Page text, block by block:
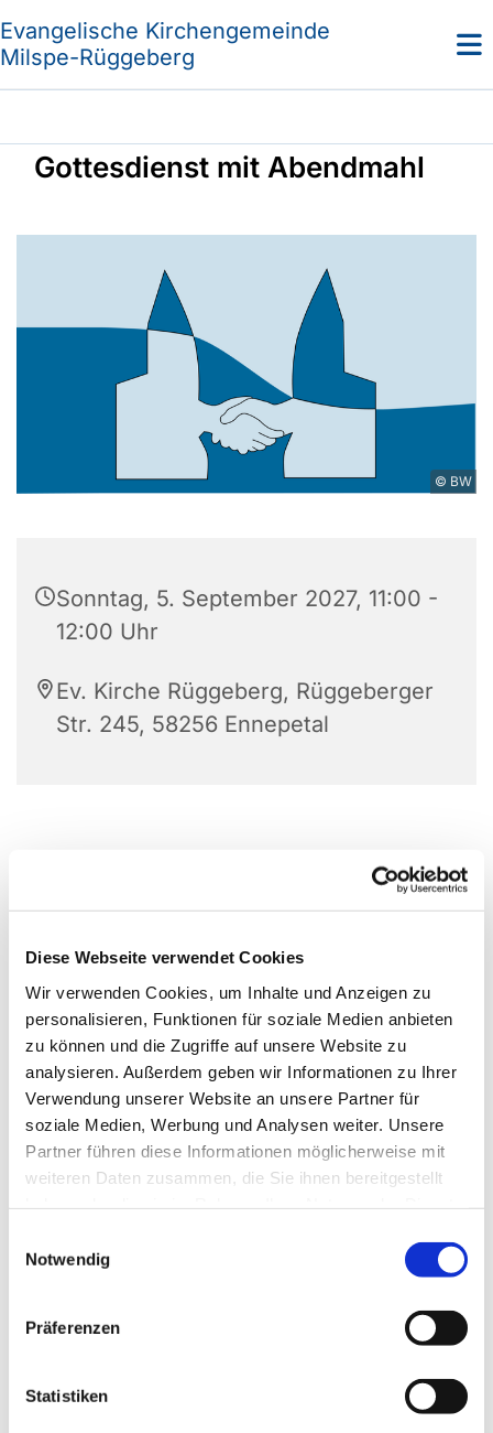
Diese Webseite verwendet Cookies
Wir verwenden Cookies, um Inhalte und Anzeigen zu
personalisieren, Funktionen für soziale Medien anbieten
zu können und die Zugriffe auf unsere Website zu
analysieren. Außerdem geben wir Informationen zu Ihrer
Verwendung unserer Website an unsere Partner für
soziale Medien, Werbung und Analysen weiter. Unsere
Partner führen diese Informationen möglicherweise mit
weiteren Daten zusammen, die Sie ihnen bereitgestellt
Notwendig
Präferenzen
Statistiken
Evangelische Kirchengemeinde
Milspe-Rüggeberg
Gottesdienst mit Abendmahl
© BW
Sonntag, 5. September 2027, 11:00 -
12:00 Uhr
Ev. Kirche Rüggeberg, Rüggeberger
Str. 245, 58256 Ennepetal